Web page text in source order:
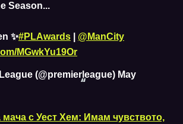
Season...
✨#PLAwards
@ManCity
MGwkYu19Or
(@premierleague) May
мача с Уест Хем: Имам чувството,